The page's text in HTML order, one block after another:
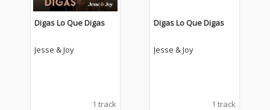
Digas Lo Que Digas
Jesse & Joy
1 track
Digas Lo Que Digas
Jesse & Joy
1 track